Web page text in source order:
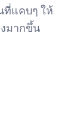
ที่แคบๆ ให้
มากขึ้น